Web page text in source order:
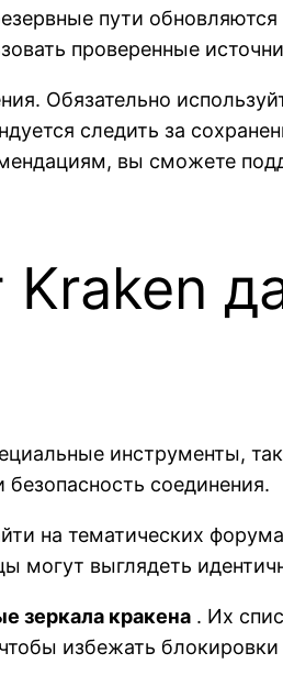
пути
проверенные
Обязательно
следить за
вы сможете
инструменты,
соединения.
на тематических
могут выглядеть
зеркала кракена . Их
избежать